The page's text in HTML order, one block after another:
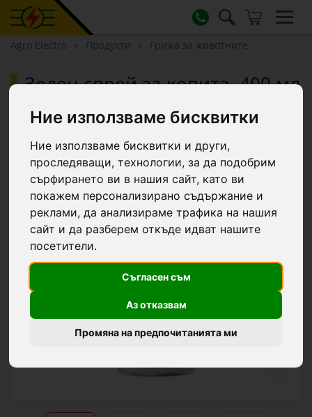
Ние използваме бисквитки
Ние използваме бисквитки и други,
проследяващи, технологии, за да подобрим
сърфирането ви в нашия сайт, като ви
покажем персонализирано съдържание и
реклами, да анализираме трафика на нашия
сайт и да разберем откъде идват нашите
посетители.
Съгласен съм
Аз отказвам
Промяна на предпочитанията ми
Agro Electro Продукти Грижа за животните
Зелен спрей за копита, 400 мл